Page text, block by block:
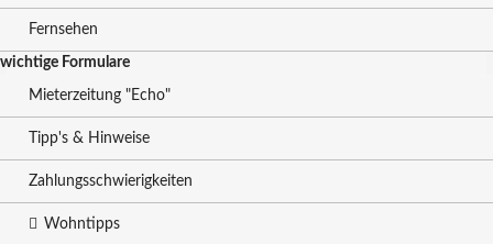
Fernsehen
wichtige Formulare
Mieterzeitung "Echo"
Tipp's & Hinweise
Zahlungsschwierigkeiten
Wohntipps